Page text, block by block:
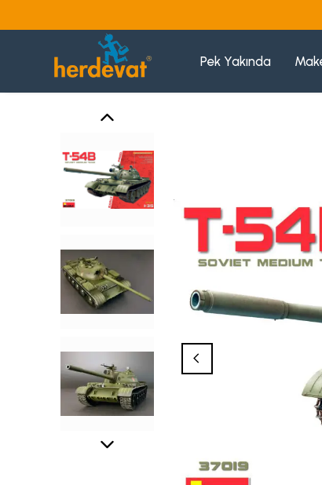
Pek Yakında